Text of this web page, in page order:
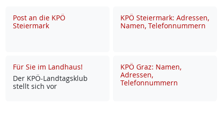
Post an die KPÖ
Steiermark
KPÖ Steiermark: Adressen,
Namen, Telefonnummern
Für Sie im Landhaus!
Der KPÖ-Land­tags­klub
stellt sich vor
KPÖ Graz: Namen,
Adressen,
Telefonnummern